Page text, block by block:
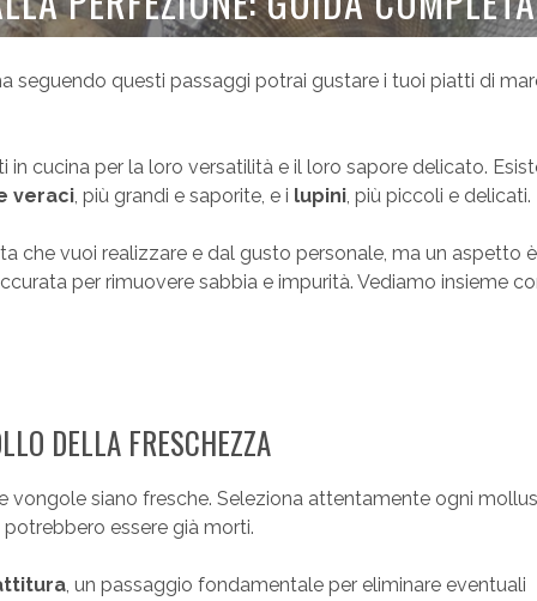
seguendo questi passaggi potrai gustare i tuoi piatti di
cucina per la loro versatilità e il loro sapore delicato.
veraci, più grandi e saporite, e i lupini, più piccoli e delicati.
che vuoi realizzare e dal gusto personale, ma un aspetto è
per rimuovere sabbia e impurità. Vediamo insieme
DELLA FRESCHEZZA
vongole siano fresche. Seleziona attentamente ogni
essere già morti.
, un passaggio fondamentale per eliminare eventuali